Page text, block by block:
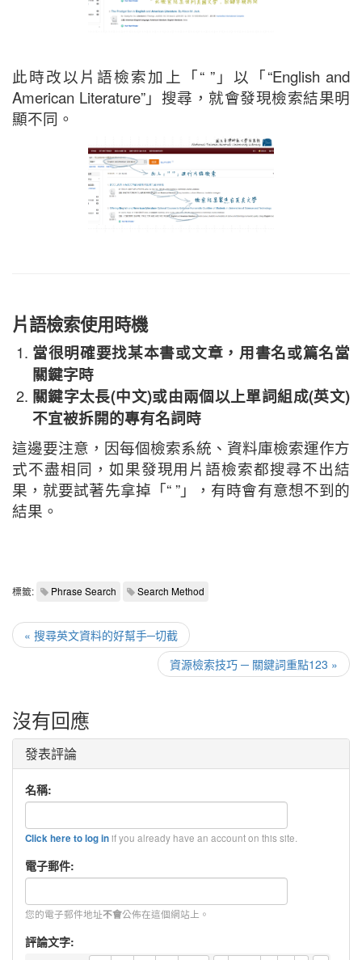
此時改以片語檢索加上「“ ”」以「“English and
American Literature”」搜尋，就會發現檢索結果明
顯不同。
片語檢索使用時機
當很明確要找某本書或文章，用書名或篇名當
關鍵字時
關鍵字太長(中文)或由兩個以上單詞組成(英文)
不宜被拆開的專有名詞時
這邊要注意，因每個檢索系統、資料庫檢索運作方
式不盡相同，如果發現用片語檢索都搜尋不出結
果，就要試著先拿掉「“ ”」，有時會有意想不到的
結果。
標籤: Phrase Search Search Method
« 搜尋英文資料的好幫手─切截
資源檢索技巧 ─ 關鍵詞重點123 »
沒有回應
發表評論
名稱:
Click here to log inif you already have an account on this site.
電子郵件:
您的電子郵件地址不會公佈在這個網站上。
評論文字: